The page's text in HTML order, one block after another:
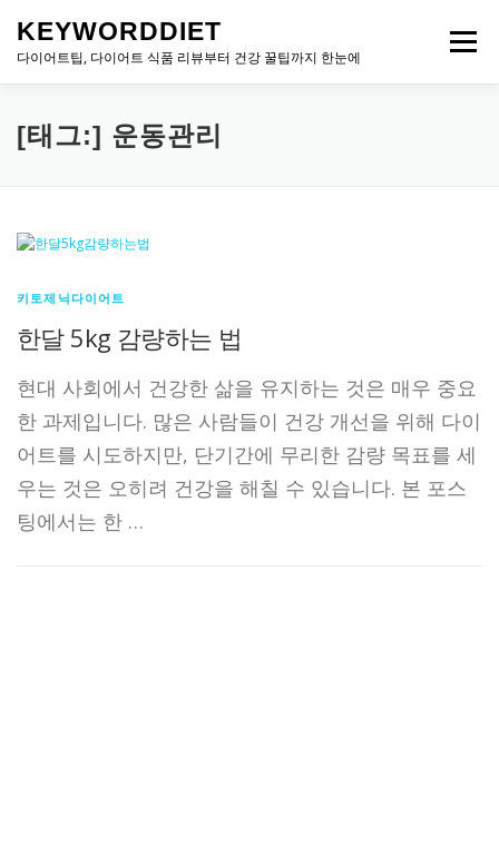
KEYWORDDIET
다이어트팁, 다이어트 식품 리뷰부터 건강 꿀팁까지 한눈에
메뉴
[태그:] 운동관리
키토제닉다이어트
한달 5kg 감량하는 법
현대 사회에서 건강한 삶을 유지하는 것은 매우 중요
한 과제입니다. 많은 사람들이 건강 개선을 위해 다이
어트를 시도하지만, 단기간에 무리한 감량 목표를 세
우는 것은 오히려 건강을 해칠 수 있습니다. 본 포스
팅에서는 한 …